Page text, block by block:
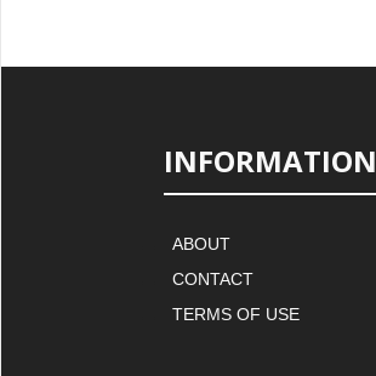
INFORMATION
ABOUT
CONTACT
TERMS OF USE